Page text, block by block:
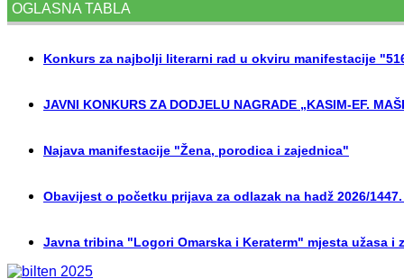
OGLASNA TABLA
Konkurs za najbolji literarni rad u okviru manifestacije
JAVNI KONKURS ZA DODJELU NAGRADE „KASIM-EF.
Najava manifestacije "Žena, porodica i zajednica"
Obavijest o početku prijava za odlazak na hadž 2026/
Javna tribina "Logori Omarska i Keraterm" mjesta užasa i